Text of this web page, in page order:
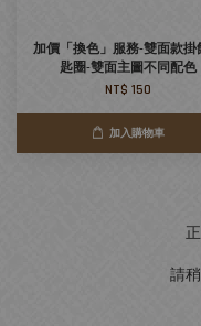
加價「換色」服務-雙面款掛
匙圈-雙面主圖不同配色
NT$ 150
加入購物車
請